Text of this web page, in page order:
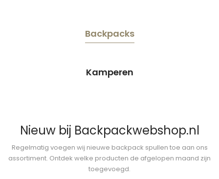
Backpacks
Kamperen
Nieuw bij Backpackwebshop.nl
Regelmatig voegen wij nieuwe backpack spullen toe aan ons
assortiment. Ontdek welke producten de afgelopen maand zijn
toegevoegd.